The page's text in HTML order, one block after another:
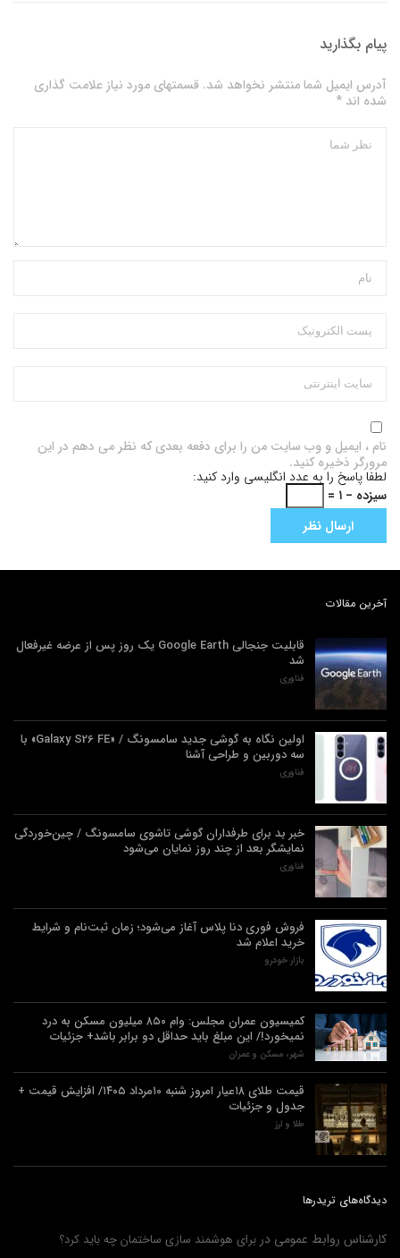
پیام بگذارید
آدرس ایمیل شما منتشر نخواهد شد. قسمتهای مورد نیاز علامت گذاری
شده اند *
نام ، ایمیل و وب سایت من را برای دفعه بعدی که نظر می دهم در این
مرورگر ذخیره کنید.
لطفا پاسخ را به عدد انگلیسی وارد کنید:
سیزده − ۱ =
آخرین مقالات
قابلیت جنجالی Google Earth یک روز پس از عرضه غیرفعال
شد
فناوری
اولین نگاه به گوشی جدید سامسونگ / «Galaxy S26 FE» با
سه دوربین و طراحی آشنا
فناوری
خبر بد برای طرفداران گوشی تاشوی سامسونگ / چین‌خوردگی
نمایشگر بعد از چند روز نمایان می‌شود
فناوری
فروش فوری دنا پلاس آغاز می‌شود؛ زمان ثبت‌نام و شرایط
خرید اعلام شد
بازار خودرو
کمیسیون عمران مجلس: وام ۸۵۰ میلیون مسکن به درد
نمیخورد!/ این مبلغ باید حداقل دو برابر باشد+ جزئیات
شهر، مسکن و عمران
قیمت طلای ۱۸عیار امروز شنبه ۱۰مرداد ۱۴۰۵/ افزایش قیمت +
جدول و جزئیات
طلا و ارز
دیدگاه‌های تریدرها
کارشناس روابط عمومی دربرای هوشمند سازی ساختمان چه باید کرد؟